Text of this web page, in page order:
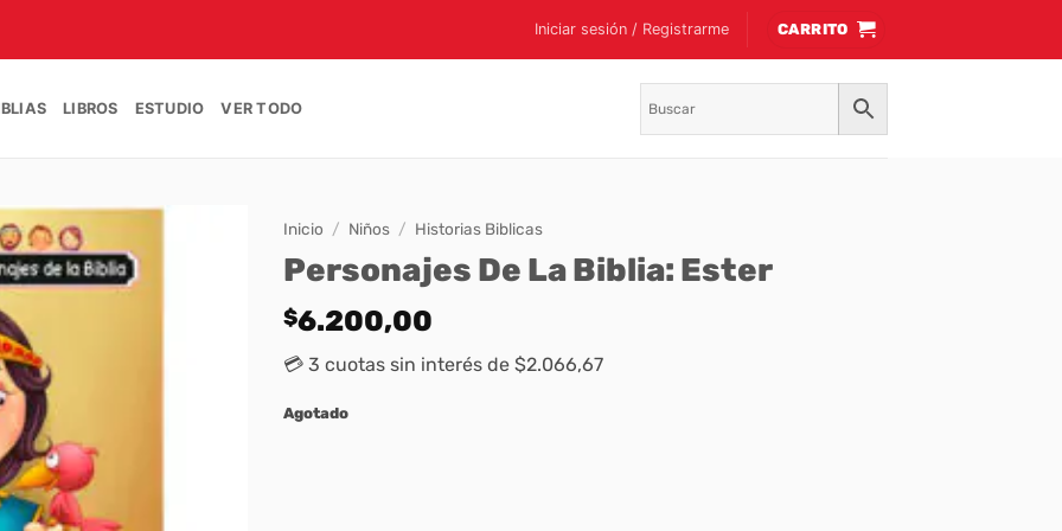
Iniciar sesión / Registrarme CARRITO
LIBROS ESTUDIO VER TODO
Inicio / Niños / Historias Biblicas
Personajes De La Biblia: Ester
$6.200,00
💳 3 cuotas sin interés de $2.066,67
Agotado